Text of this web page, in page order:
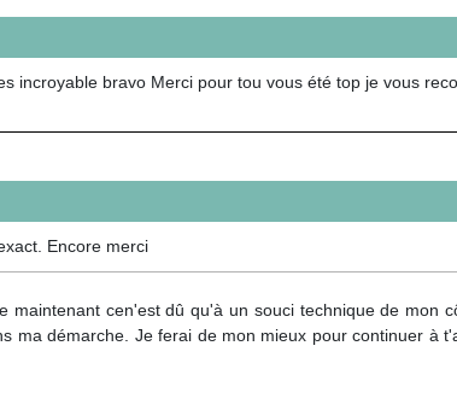
incroyable bravo Merci pour tou vous été top je vous
Encore merci
maintenant cen'est dû qu'à un souci technique de mon
ma démarche. Je ferai de mon mieux pour continuer à